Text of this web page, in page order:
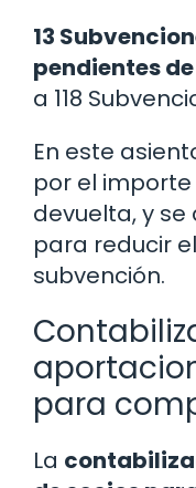
13
pendientes
a 118
En este
por el
devuelta, y se
para reducir
subvención.
para
La